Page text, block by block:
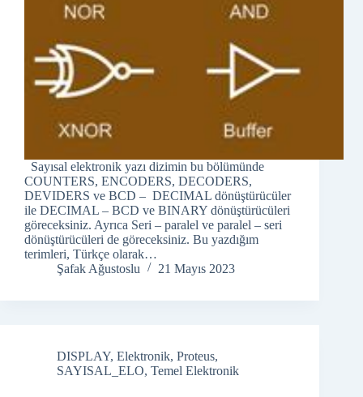
Sayısal elektronik yazı dizimin bu bölümünde
COUNTERS, ENCODERS, DECODERS,
DEVIDERS ve BCD – DECIMAL dönüştürücüler
ile DECIMAL – BCD ve BINARY dönüştürücüleri
göreceksiniz. Ayrıca Seri – paralel ve paralel – seri
dönüştürücüleri de göreceksiniz. Bu yazdığım
terimleri, Türkçe olarak…
Şafak Ağustoslu
21 Mayıs 2023
DISPLAY, Elektronik, Proteus,
SAYISAL_ELO, Temel Elektronik